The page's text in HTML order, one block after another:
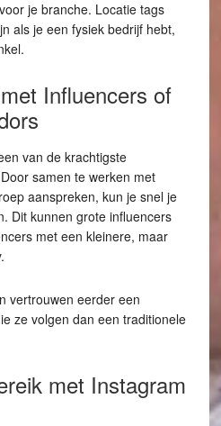
je branche. Locatie tags
als je een fysiek bedrijf hebt,
Influencers of
van de krachtigste
samen te werken met
aanspreken, kun je snel je
Dit kunnen grote influencers
met een kleinere, maar
vertrouwen eerder een
ze volgen dan een traditionele
met Instagram